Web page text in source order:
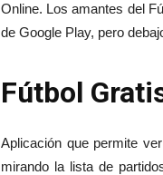
Online. Los amantes del
de Google Play, pero
Fútbol
Aplicación que permite
mirando la lista de